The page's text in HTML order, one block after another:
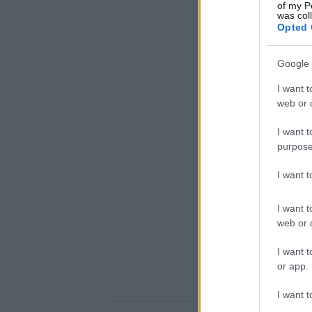
of my
was
Opted
Google
I want
web or
I want
I want
I want
web or
I want
or app.
I want